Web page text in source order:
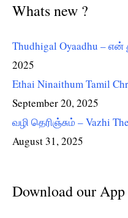
Whats new ?
Thudhigal Oyaadhu – என்
2025
Ethai Ninaithum Tamil
September 20, 2025
வழி தெரிஞ்சும் – Vazhi
August 31, 2025
Download our App